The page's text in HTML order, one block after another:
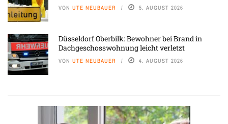
VON UTE NEUBAUER 5. AUGUST 2026
Düsseldorf Oberbilk: Bewohner bei Brand in
Dachgeschosswohnung leicht verletzt
VON UTE NEUBAUER 4. AUGUST 2026